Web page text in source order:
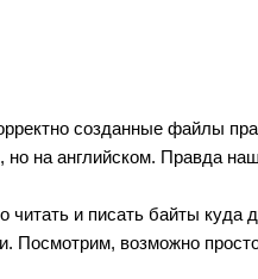
созданные файлы
на английском. Правда
и писать байты
Посмотрим, возможно